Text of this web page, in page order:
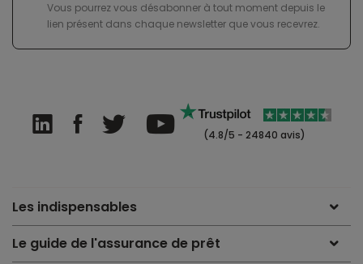
Vous pourrez vous désabonner à tout moment depuis le
lien présent dans chaque newsletter que vous recevrez.
(4.8/5 - 24840 avis)
Les indispensables
Le guide de l'assurance de prêt